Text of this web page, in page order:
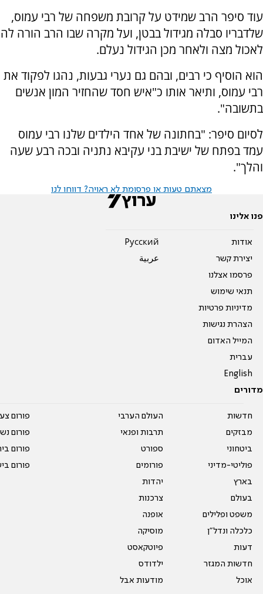
עוד סיפר הרב שמידט על קרובת משפחה של רבי עמוס,
שלדבריו סבלה מגידול בבטן, ועל מקרה שבו הרב הורה לה
לאכול מצה ולאחר מכן הגידול נעלם.
הוא הוסיף כי רבים, ובהם גם נערי גבעות, נהגו לפקוד את
רבי עמוס, ותיאר אותו כ"איש חסד שהחזיר המון אנשים
בתשובה".
לסיום סיפר: "בחתונה של אחד הילדים שלנו רבי עמוס
עמד בפתח של ישיבת בני עקיבא נתניה ובכה רבע שעה
והלך".
מצאתם טעות או פרסומת לא ראויה? דווחו לנו
פנו אלינו
אודות
יצירת קשר
פרסמו אצלנו
תנאי שימוש
מדיניות פרטיות
הצהרת נגישות
המייל האדום
עברית
English
Pусский
عربية
מדורים
חדשות
מבזקים
ביטחוני
פוליטי-מדיני
בארץ
בעולם
משפט ופלילים
כלכלה ונדל"ן
דעות
חדשות המגזר
אוכל
העולם הערבי
תרבות ופנאי
ספורט
פורומים
יהדות
צרכנות
אופנה
מוסיקה
פיוטקאסט
ילדודס
מודעות אבל
פורום
פורום
פורום
פורום